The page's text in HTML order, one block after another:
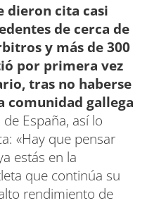
dieron cita casi
de cerca de
y más de 300
por primera vez
tras no haberse
comunidad gallega
España, así lo
«Hay que pensar
estás en la
que continúa su
rendimiento de